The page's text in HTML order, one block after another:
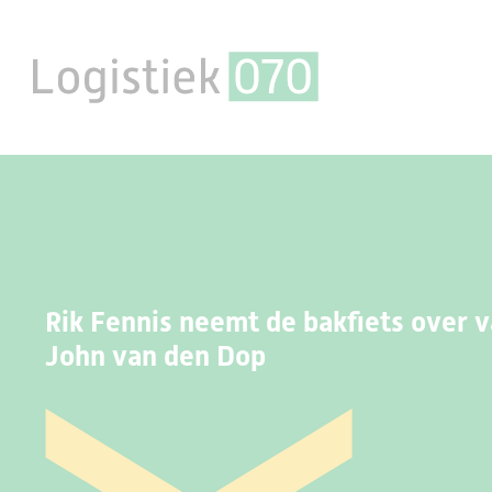
Rik Fennis neemt de bakfiets over
John van den Dop